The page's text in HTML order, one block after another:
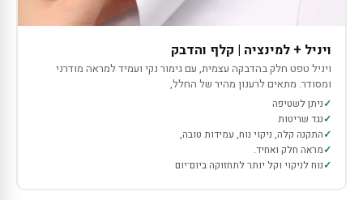
ויניל + למינציה | קלף והדבק
ויניל טפט חלק בהדבקה עצמית, עם גימור נקי ועמיד למראה מודרני
ומסודר. מתאים לרענון מהיר של החלל,
ניתן לשטיפה
נגד שריטות
התקנה קלה, ניקוי נוח, עמידות טובה,
מראה חלק ואחיד.
נוח לניקוי וקל יותר לתחזוקה ביום־יום